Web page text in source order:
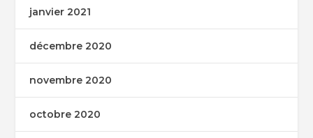
janvier 2021
décembre 2020
novembre 2020
octobre 2020